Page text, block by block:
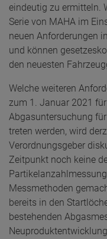
eindeutig zu ermitteln.
Serie von MAHA im
neuen Anforderungen
und können
den neuesten
Welche weiteren
zum 1. Januar 2021
Abgasuntersuchung
treten werden, wird
Verordnungsgeber
Zeitpunkt noch keine
Messmethoden
bereits in den
bestehenden